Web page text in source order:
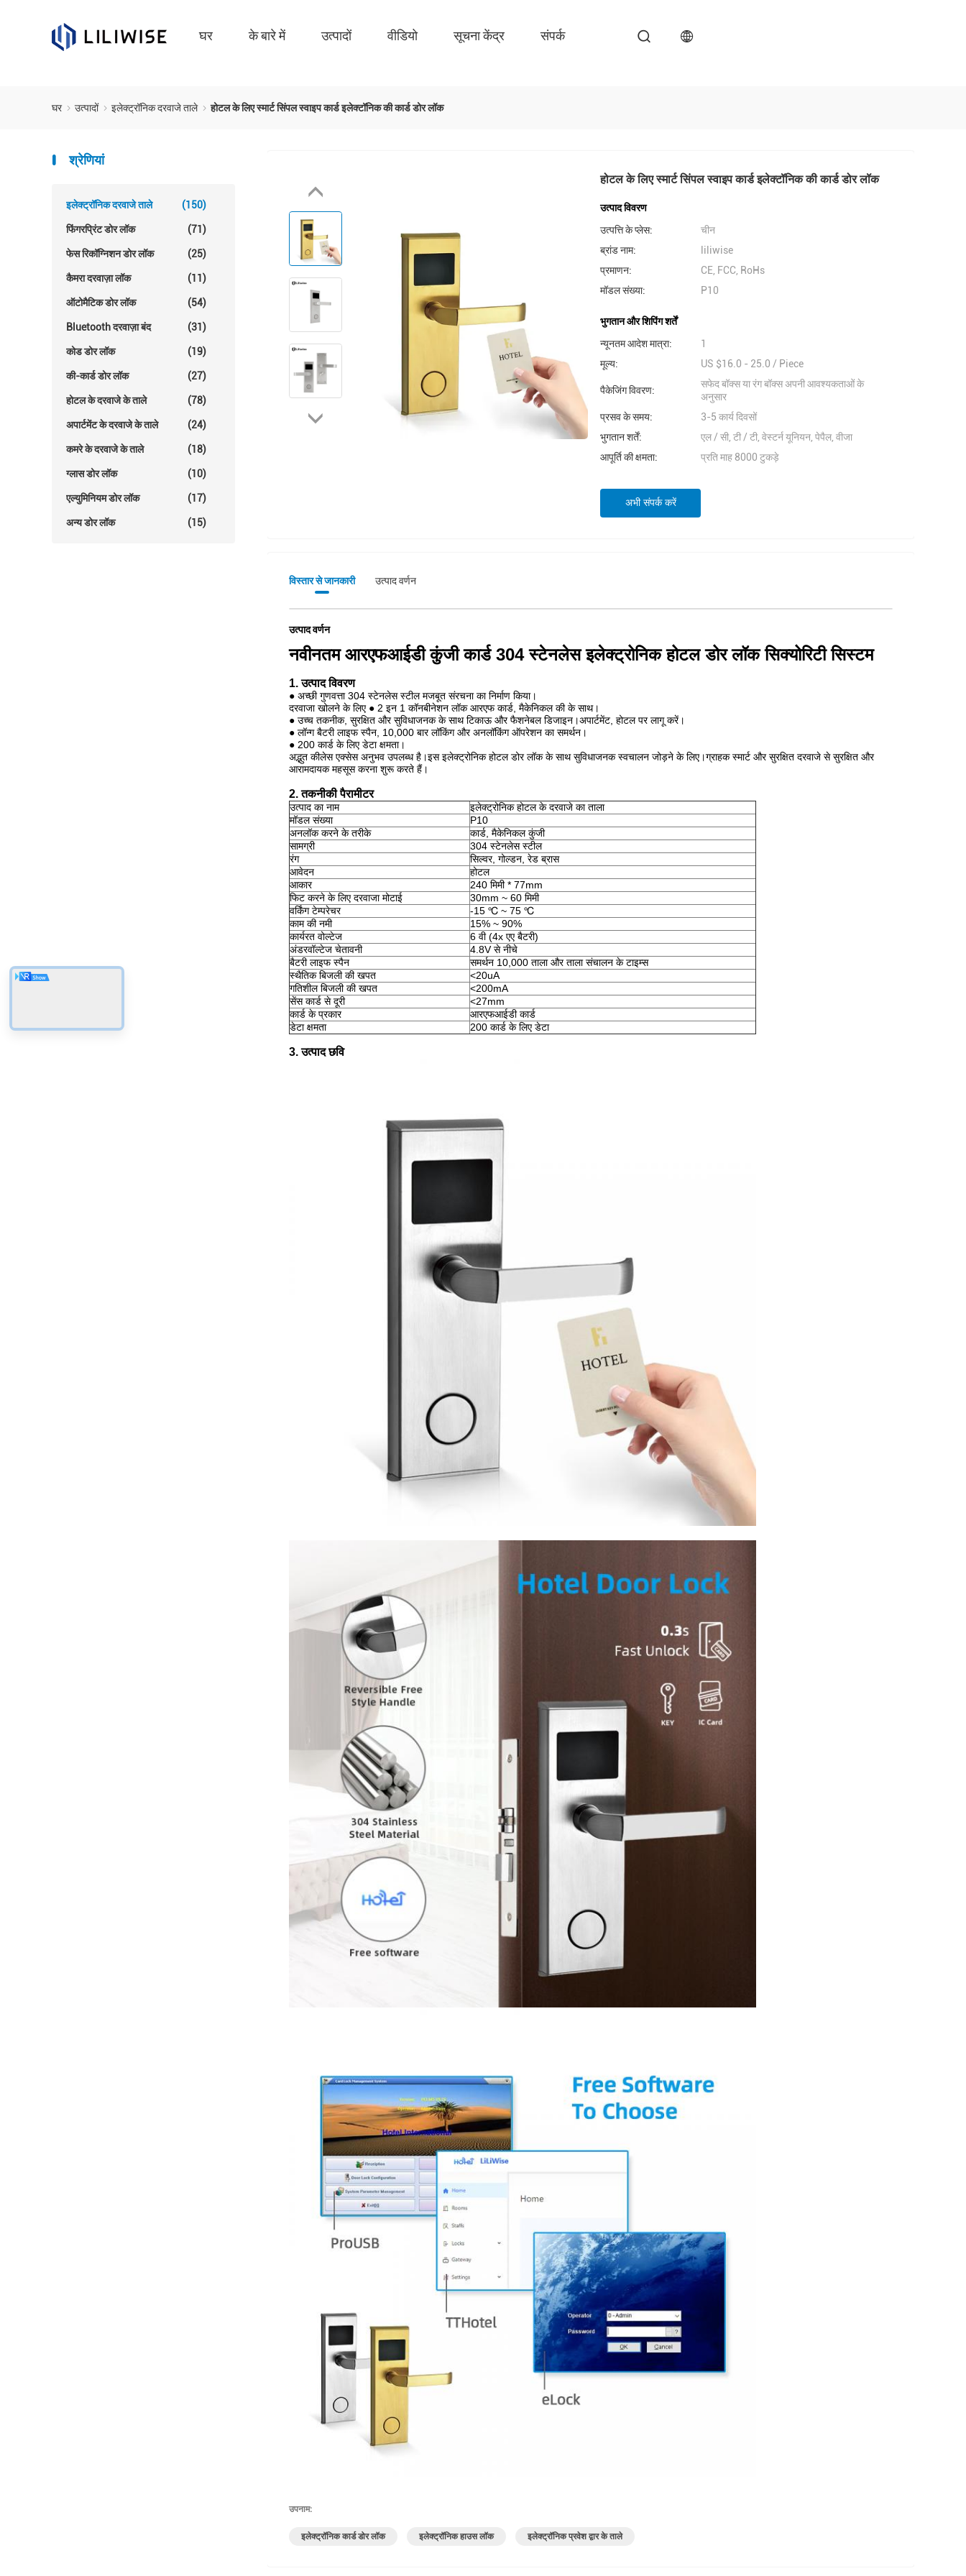
घर के बारे में उत्पादों वीडियो सूचना केंद्र संपर्क
घर उत्पादों इलेक्ट्रॉनिक दरवाजे ताले होटल के लिए स्मार्ट सिंपल स्वाइप कार्ड इलेक्टॉनिक की कार्ड डोर लॉक
श्रेणियां
इलेक्ट्रॉनिक दरवाजे ताले (150)
फिंगरप्रिंट डोर लॉक (71)
फेस रिकॉग्निशन डोर लॉक (25)
कैमरा दरवाज़ा लॉक (11)
ऑटोमैटिक डोर लॉक (54)
Bluetooth दरवाज़ा बंद (31)
कोड डोर लॉक (19)
की-कार्ड डोर लॉक (27)
होटल के दरवाजे के ताले (78)
अपार्टमेंट के दरवाजे के ताले (24)
कमरे के दरवाजे के ताले (18)
ग्लास डोर लॉक (10)
एल्युमिनियम डोर लॉक (17)
अन्य डोर लॉक (15)
होटल के लिए स्मार्ट सिंपल स्वाइप कार्ड इलेक्टॉनिक की कार्ड डोर लॉक
उत्पाद विवरण
उत्पत्ति के प्लेस:
चीन
ब्रांड नाम:
liliwise
प्रमाणन:
CE, FCC, RoHs
मॉडल संख्या:
P10
भुगतान और शिपिंग शर्तें
न्यूनतम आदेश मात्रा:
1
मूल्य:
US $16.0 - 25.0 / Piece
पैकेजिंग विवरण:
सफेद बॉक्स या रंग बॉक्स अपनी आवश्यकताओं के
अनुसार
प्रसव के समय:
3-5 कार्य दिवसों
भुगतान शर्तें:
एल / सी, टी / टी, वेस्टर्न यूनियन, पेपैल, वीजा
आपूर्ति की क्षमता:
प्रति माह 8000 टुकड़े
अभी संपर्क करें
विस्तार से जानकारी उत्पाद वर्णन
उत्पाद वर्णन
नवीनतम आरएफआईडी कुंजी कार्ड 304 स्टेनलेस इलेक्ट्रोनिक होटल डोर लॉक सिक्योरिटी सिस्टम
1. उत्पाद विवरण
● अच्छी गुणवत्ता 304 स्टेनलेस स्टील मजबूत संरचना का निर्माण किया।
दरवाजा खोलने के लिए ● 2 इन 1 कॉनबीनेशन लॉक आरएफ कार्ड, मैकेनिकल की के साथ।
● उच्च तकनीक, सुरक्षित और सुविधाजनक के साथ टिकाऊ और फैशनेबल डिजाइन।अपार्टमेंट, होटल पर लागू करें।
● लॉन्ग बैटरी लाइफ स्पैन, 10,000 बार लॉकिंग और अनलॉकिंग ऑपरेशन का समर्थन।
● 200 कार्ड के लिए डेटा क्षमता।
अद्भुत कीलेस एक्सेस अनुभव उपलब्ध है।इस इलेक्ट्रोनिक होटल डोर लॉक के साथ सुविधाजनक स्वचालन जोड़ने के लिए।ग्राहक स्मार्ट और सुरक्षित दरवाजे से सुरक्षित और
आरामदायक महसूस करना शुरू करते हैं।
2. तकनीकी पैरामीटर
उत्पाद का नाम
इलेक्ट्रोनिक होटल के दरवाजे का ताला
मॉडल संख्या
P10
अनलॉक करने के तरीके
कार्ड, मैकेनिकल कुंजी
सामग्री
304 स्टेनलेस स्टील
रंग
सिल्वर, गोल्डन, रेड ब्रास
आवेदन
होटल
आकार
240 मिमी * 77mm
फिट करने के लिए दरवाजा मोटाई
30mm ~ 60 मिमी
वर्किंग टेम्परेचर
-15 ℃ ~ 75 ℃
काम की नमी
15% ~ 90%
कार्यरत वोल्टेज
6 वी (4x एए बैटरी)
अंडरवॉल्टेज चेतावनी
4.8V से नीचे
बैटरी लाइफ स्पैन
समर्थन 10,000 ताला और ताला संचालन के टाइम्स
स्थैतिक बिजली की खपत
<20uA
गतिशील बिजली की खपत
<200mA
सेंस कार्ड से दूरी
<27mm
कार्ड के प्रकार
आरएफआईडी कार्ड
डेटा क्षमता
200 कार्ड के लिए डेटा
3. उत्पाद छवि
उपनाम:
इलेक्ट्रॉनिक कार्ड डोर लॉक इलेक्ट्रॉनिक हाउस लॉक इलेक्ट्रॉनिक प्रवेश द्वार के ताले